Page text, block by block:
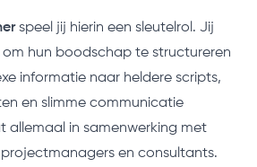
speel jij hierin een sleutelrol. Jij
hun boodschap te structureren
informatie naar heldere scripts,
en slimme communicatie
allemaal in samenwerking met
en consultants.